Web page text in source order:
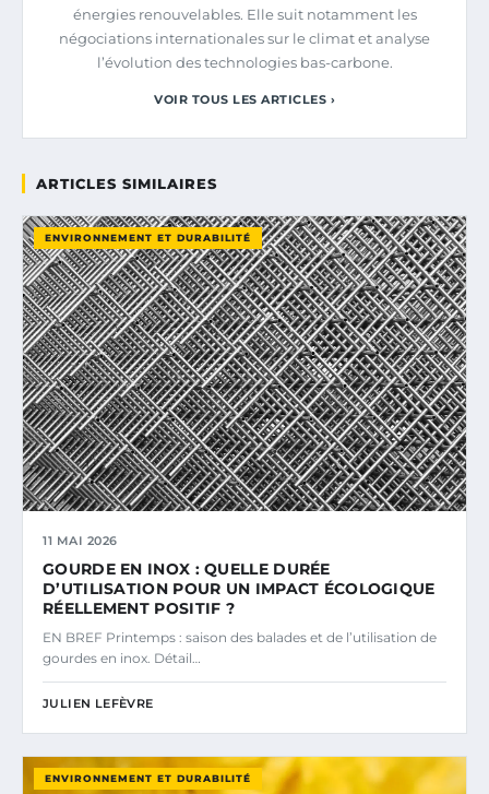
énergies renouvelables. Elle suit notamment les
négociations internationales sur le climat et analyse
l’évolution des technologies bas-carbone.
VOIR TOUS LES ARTICLES ›
ARTICLES SIMILAIRES
ENVIRONNEMENT ET DURABILITÉ
11 MAI 2026
GOURDE EN INOX : QUELLE DURÉE
D’UTILISATION POUR UN IMPACT ÉCOLOGIQUE
RÉELLEMENT POSITIF ?
EN BREF Printemps : saison des balades et de l’utilisation de
gourdes en inox. Détail…
JULIEN LEFÈVRE
ENVIRONNEMENT ET DURABILITÉ